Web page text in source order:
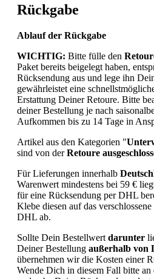
Rückgabe
Ablauf der Rückgabe
WICHTIG: Bitte fülle den
Paket bereits beigelegt haben,
Rücksendung aus und lege ihn
gewährleistet eine
Erstattung Deiner Retoure. Bitte
deiner Bestellung je nach
Aufkommen bis zu 14 Tage in
Artikel aus den Kategorien "
sind von derRetoure
Für Lieferungen innerhalb
Warenwert mindestens bei 59 €
für eine Rücksendung per DHL
Klebe diesen auf das
DHL ab.
Sollte Dein Bestellwert darunter
Deiner Bestellung außerhalb von
übernehmen wir die Kosten einer
Wende Dich in diesem Fall bitte an